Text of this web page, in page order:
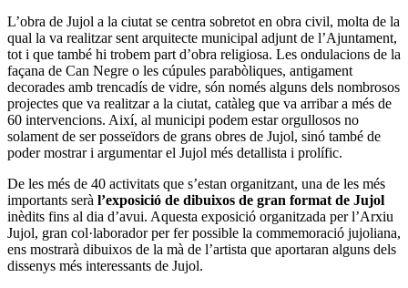
L’obra de Jujol a la ciutat se centra sobretot en obra civil, molta de la
qual la va realitzar sent arquitecte municipal adjunt de l’Ajuntament,
tot i que també hi trobem part d’obra religiosa. Les ondulacions de la
façana de Can Negre o les cúpules parabòliques, antigament
decorades amb trencadís de vidre, són només alguns dels nombrosos
projectes que va realitzar a la ciutat, catàleg que va arribar a més de
60 intervencions. Així, al municipi podem estar orgullosos no
solament de ser posseïdors de grans obres de Jujol, sinó també de
poder mostrar i argumentar el Jujol més detallista i prolífic.
De les més de 40 activitats que s’estan organitzant, una de les més
importants serà l’exposició de dibuixos de gran format de Jujol
inèdits fins al dia d’avui. Aquesta exposició organitzada per l’Arxiu
Jujol, gran col·laborador per fer possible la commemoració jujoliana,
ens mostrarà dibuixos de la mà de l’artista que aportaran alguns dels
dissenys més interessants de Jujol.